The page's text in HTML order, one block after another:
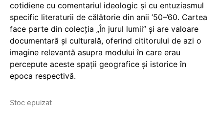
cotidiene cu comentariul ideologic și cu entuziasmul
specific literaturii de călătorie din anii ’50–’60. Cartea
face parte din colecția „În jurul lumii” și are valoare
documentară și culturală, oferind cititorului de azi o
imagine relevantă asupra modului în care erau
percepute aceste spații geografice și istorice în
epoca respectivă.
Stoc epuizat